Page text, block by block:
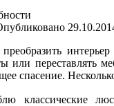
или переставлять
спасение.
классические